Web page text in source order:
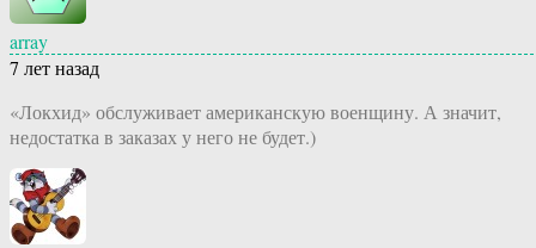
array
7 лет назад
«Локхид» обслуживает американскую военщину. А значит,
недостатка в заказах у него не будет.)